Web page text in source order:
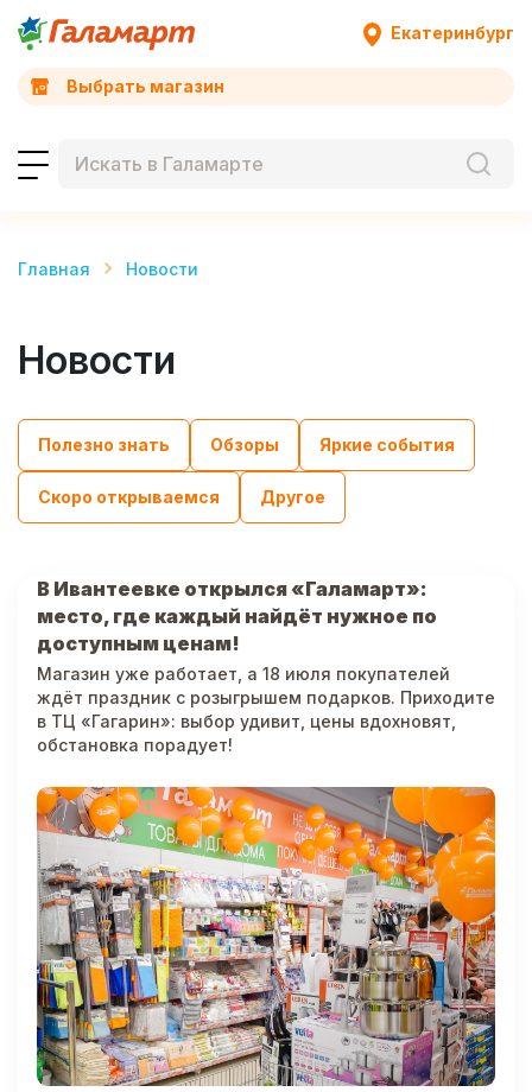
Екатеринбург
Выбрать магазин
Главная Новости
Новости
Полезно знать Обзоры Яркие события
Скоро открываемся Другое
В Ивантеевке открылся «Галамарт»:
место, где каждый найдёт нужное по
доступным ценам!
Магазин уже работает, а 18 июля покупателей
ждёт праздник с розыгрышем подарков. Приходите
в ТЦ «Гагарин»: выбор удивит, цены вдохновят,
обстановка порадует!